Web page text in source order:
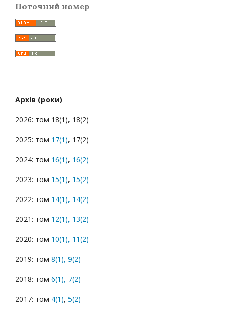
Поточний номер
Архів (роки)
2026: том 18(1), 18(2)
2025: том 17(1), 17(2)
2024: том 16(1), 16(2)
2023: том 15(1), 15(2)
2022: том 14(1), 14(2)
2021: том 12(1), 13(2)
2020: том 10(1), 11(2)
2019: том 8(1), 9(2)
2018: том 6(1), 7(2)
2017: том 4(1), 5(2)